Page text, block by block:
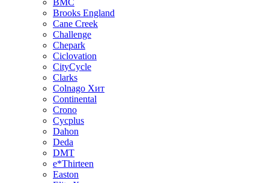
BMC
Brooks England
Cane Creek
Challenge
Chepark
Ciclovation
CityCycle
Clarks
Colnago Хит
Continental
Crono
Cycplus
Dahon
Deda
DMT
e*Thirteen
Easton